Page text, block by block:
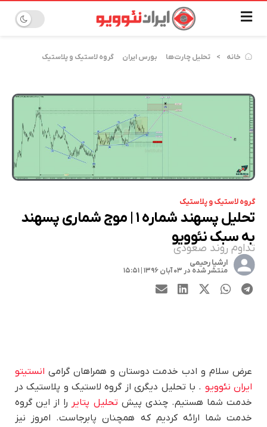
خانه تحلیل چارت‌ها بورس ایران گروه لاستیک و پلاستیک
گروه لاستیک و پلاستیک
تحلیل پسهند شماره ۱ | موج شماری پسهند
به سبک نئوویو
تداوم روند صعودی
ارشیا رحیمی
منتشر شده در ۰۳ آبان ۱۳۹۶ | ۱۵:۵۱
عرض سلام و ادب خدمت دوستان و همراهان گرامی انستیتو
ایران نئوویو . با تحلیل دیگری از گروه لاستیک و پلاستیک در
خدمت شما هستیم. چندی پیش تحلیل پتایر را از این گروه
خدمت شما ارائه کردیم که همچنان پابرجاست. امروز نیز